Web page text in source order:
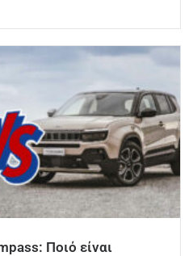
Ποιό είναι